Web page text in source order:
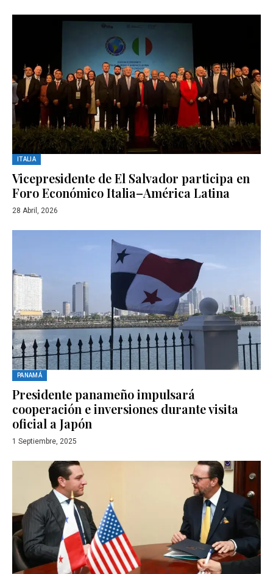
ITALIA
Vicepresidente de El Salvador participa en
Foro Económico Italia–América Latina
28 Abril, 2026
PANAMÁ
Presidente panameño impulsará
cooperación e inversiones durante visita
oficial a Japón
1 Septiembre, 2025